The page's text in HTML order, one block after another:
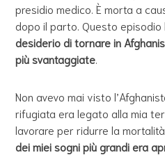
presidio medico. È morta a
dopo il parto. Questo
desiderio di tornare in
più svantaggiate
Non avevo mai visto
rifugiata era legato alla mia
lavorare per ridurre la
dei miei sogni più grandi era